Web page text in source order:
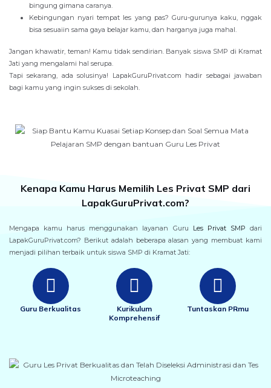
bingung gimana caranya.
Kebingungan nyari tempat les yang pas? Guru-gurunya kaku, nggak
bisa sesuaiin sama gaya belajar kamu, dan harganya juga mahal.
Jangan khawatir, teman! Kamu tidak sendirian. Banyak siswa SMP di Kramat
Jati yang mengalami hal serupa.
Tapi sekarang, ada solusinya! LapakGuruPrivat.com hadir sebagai jawaban
bagi kamu yang ingin sukses di sekolah.
Kenapa Kamu Harus Memilih Les Privat SMP dari
LapakGuruPrivat.com?
Mengapa kamu harus menggunakan layanan Guru Les Privat SMP dari
LapakGuruPrivat.com? Berikut adalah beberapa alasan yang membuat kami
menjadi pilihan terbaik untuk siswa SMP di Kramat Jati:
Guru Berkualitas
Kurikulum
Komprehensif
Tuntaskan PRmu